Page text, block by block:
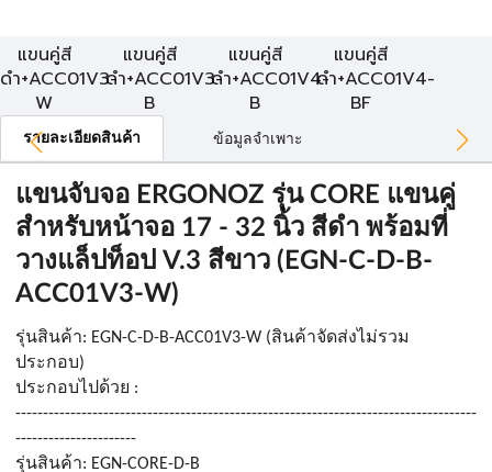
แขนคู่สี
ดำ+ACC01V3-
W
แขนคู่สี
ดำ+ACC01V3-
B
แขนคู่สี
ดำ+ACC01V4-
B
แขนคู่สี
ดำ+ACC01V4-
BF
รายละเอียดสินค้า ข้อมูลจำเพาะ
แขนจับจอ ERGONOZ รุ่น CORE แขนคู่
สำหรับหน้าจอ 17 - 32 นิ้ว สีดำ พร้อมที่
วางแล็ปท็อป V.3 สีขาว (EGN-C-D-B-
ACC01V3-W)
รุ่นสินค้า: EGN-C-D-B-ACC01V3-W (สินค้าจัดส่งไม่รวม
ประกอบ)
ประกอบไปด้วย :
------------------------------------------------------------------------------------
----------------------
รุ่นสินค้า: EGN-CORE-D-B